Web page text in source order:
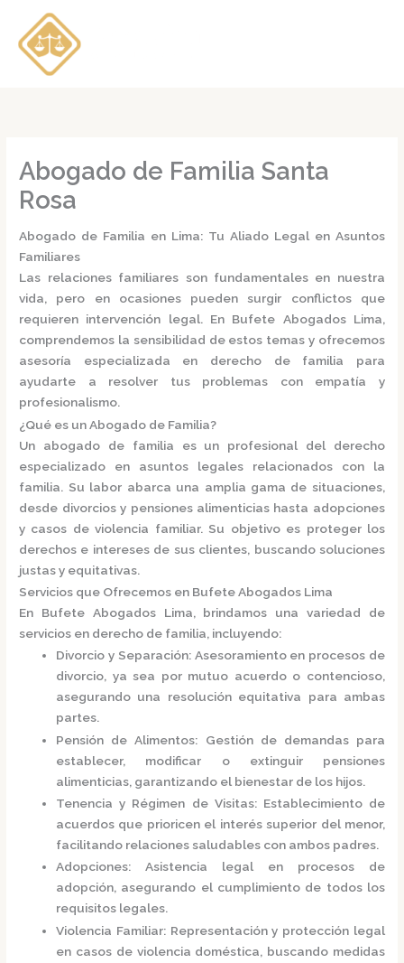
contenido
Abogado de Familia Santa
Rosa
Abogado de Familia en Lima: Tu Aliado Legal en Asuntos
Familiares
Las relaciones familiares son fundamentales en nuestra
vida, pero en ocasiones pueden surgir conflictos que
requieren intervención legal. En Bufete Abogados Lima,
comprendemos la sensibilidad de estos temas y ofrecemos
asesoría especializada en derecho de familia para
ayudarte a resolver tus problemas con empatía y
profesionalismo.
¿Qué es un Abogado de Familia?
Un abogado de familia es un profesional del derecho
especializado en asuntos legales relacionados con la
familia. Su labor abarca una amplia gama de situaciones,
desde divorcios y pensiones alimenticias hasta adopciones
y casos de violencia familiar. Su objetivo es proteger los
derechos e intereses de sus clientes, buscando soluciones
justas y equitativas.
Servicios que Ofrecemos en Bufete Abogados Lima
En Bufete Abogados Lima, brindamos una variedad de
servicios en derecho de familia, incluyendo:
Divorcio y Separación: Asesoramiento en procesos de
divorcio, ya sea por mutuo acuerdo o contencioso,
asegurando una resolución equitativa para ambas
partes.
Pensión de Alimentos: Gestión de demandas para
establecer, modificar o extinguir pensiones
alimenticias, garantizando el bienestar de los hijos.
Tenencia y Régimen de Visitas: Establecimiento de
acuerdos que prioricen el interés superior del menor,
facilitando relaciones saludables con ambos padres.
Adopciones:Asistencia legal en procesos de
adopción, asegurando el cumplimiento de todos los
requisitos legales.
Violencia Familiar: Representación y protección legal
en casos de violencia doméstica, buscando medidas